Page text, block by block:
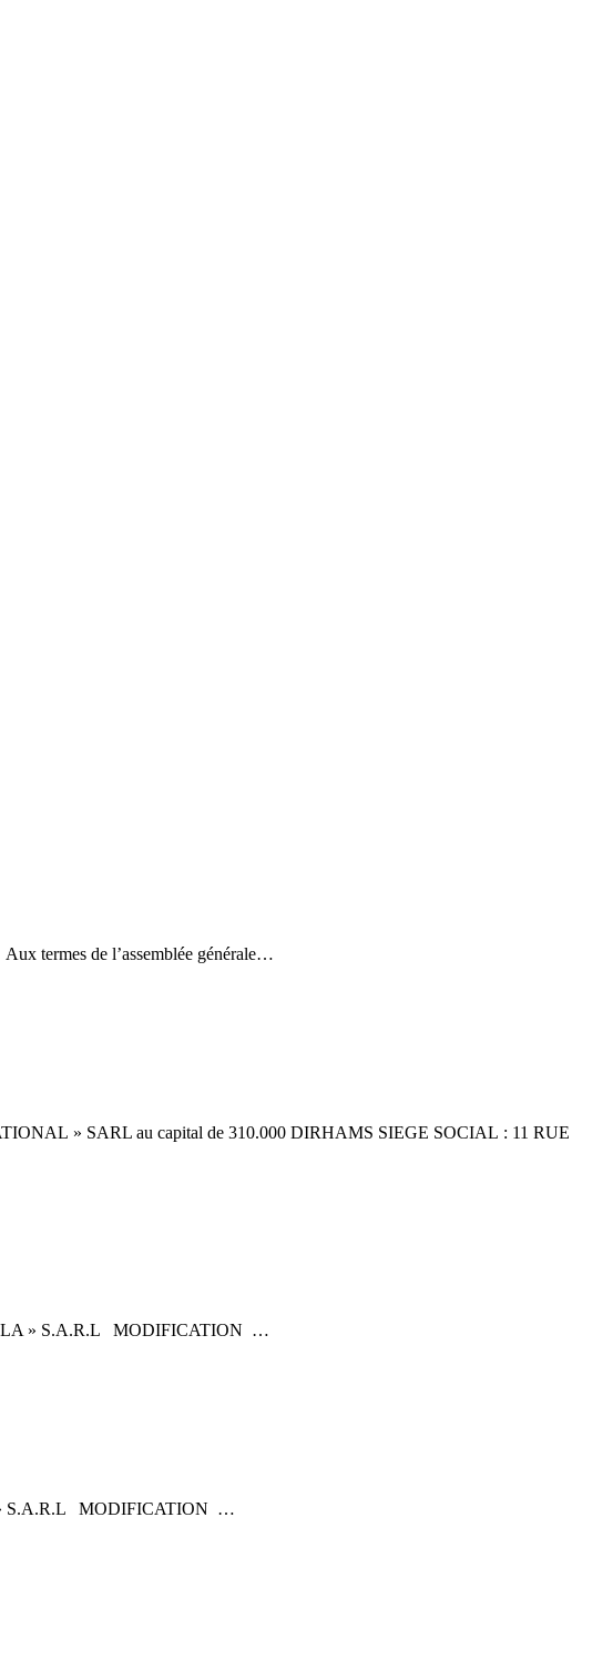
termes de l’assemblée générale…
» SARL au capital de 310.000 DIRHAMS SIEGE SOCIAL : 11 RUE
» S.A.R.L MODIFICATION …
S.A.R.L MODIFICATION …